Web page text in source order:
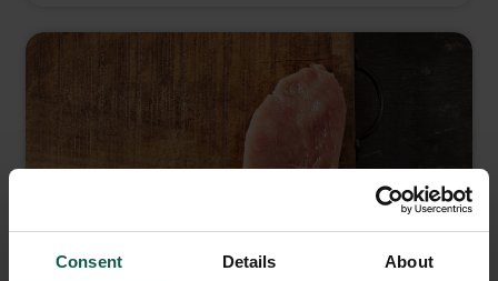
Consent Details About